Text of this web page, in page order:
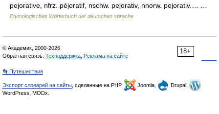
pejorative, nfrz. péjoratif, nschw. pejorativ, nnorw. pejorativ.… …
Etymologisches Wörterbuch der deutschen sprache
18+
© Академик, 2000-2026
Обратная связь: Техподдержка Реклама на сайте
👣 Путешествия
Экспорт словарей на сайты , сделанные на PHP, Joomla,
Drupal,
WordPress, MODx.